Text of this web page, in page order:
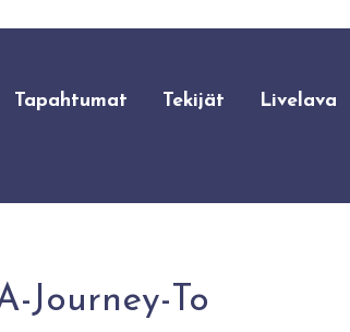
Tapahtumat Tekijät Livelava
Journey-To